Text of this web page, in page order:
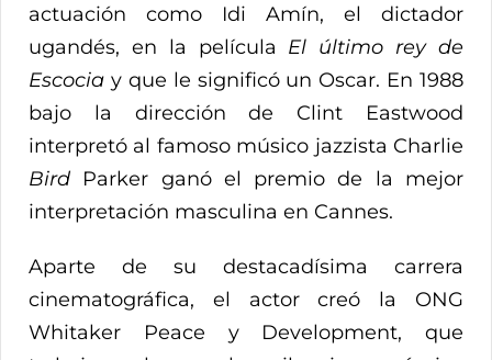
actuación como Idi Amín, el dictador
ugandés, en la película El último rey de
Escocia y que le significó un Oscar. En 1988
bajo la dirección de Clint Eastwood
interpretó al famoso músico jazzista Charlie
Bird Parker ganó el premio de la mejor
interpretación masculina en Cannes.
Aparte de su destacadísima carrera
cinematográfica, el actor creó la ONG
Whitaker Peace y Development, que